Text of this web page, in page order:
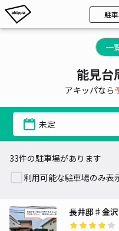
駐
一
能見台
アキッパなら
未定
33件の駐車場があります
利用可能な駐車場のみ表
長井邸♯金沢